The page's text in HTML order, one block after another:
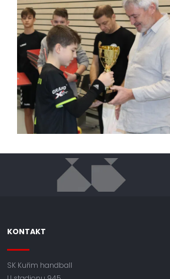
KONTAKT
SK Kuřim handball